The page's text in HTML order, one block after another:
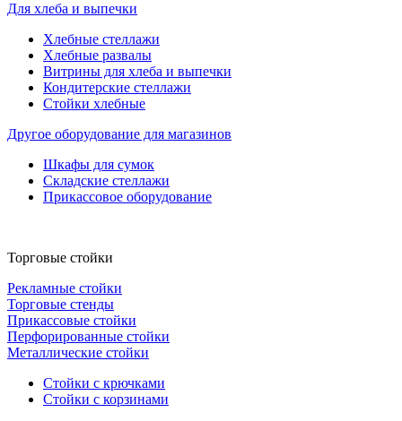
Для хлеба и выпечки
Хлебные стеллажи
Хлебные развалы
Витрины для хлеба и выпечки
Кондитерские стеллажи
Стойки хлебные
Другое оборудование для магазинов
Шкафы для сумок
Складские стеллажи
Прикассовое оборудование
Торговые стойки
Рекламные стойки
Торговые стенды
Прикассовые стойки
Перфорированные стойки
Металлические стойки
Стойки с крючками
Стойки с корзинами